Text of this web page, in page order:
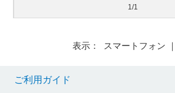
1/1
表示： スマートフォン ｜
ご利用ガイド